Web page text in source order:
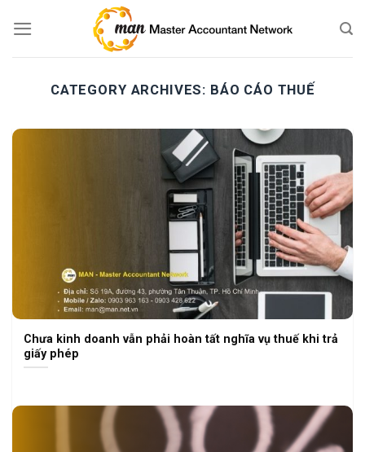
CATEGORY ARCHIVES: BÁO CÁO THUẾ
Chưa kinh doanh vẫn phải hoàn tất nghĩa vụ thuế khi trả
giấy phép